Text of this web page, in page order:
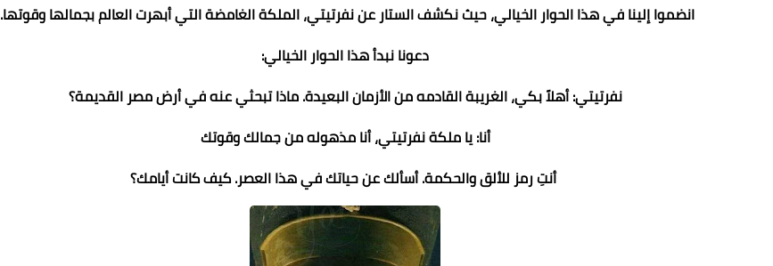
انضموا إلينا في هذا الحوار الخيالي، حيث نكشف الستار عن نفرتيتي، الملكة الغامضة التي أبهرت العالم بجمالها وقوتها.
دعونا نبدأ هذا الحوار الخيالي:
نفرتيتي: أهلاً بكي، الغريبة القادمه من الأزمان البعيدة. ماذا تبحثي عنه في أرض مصر القديمة؟
أنا: يا ملكة نفرتيتي، أنا مذهوله من جمالك وقوتك
أنتِ رمز للألق والحكمة. أسألك عن حياتك في هذا العصر. كيف كانت أيامك؟